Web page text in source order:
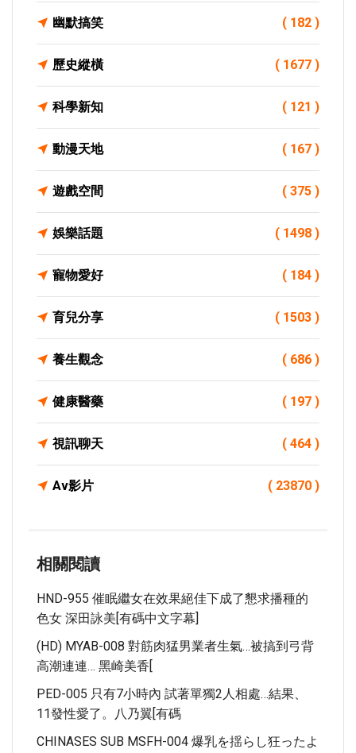
幽默搞笑 ( 182 )
歷史縱橫 ( 1677 )
科學新知 ( 121 )
動漫天地 ( 167 )
遊戲空間 ( 375 )
娛樂話題 ( 1498 )
寵物愛好 ( 184 )
育兒分享 ( 1503 )
養生觀念 ( 686 )
健康醫藥 ( 197 )
視訊聊天 ( 464 )
Av影片 ( 23870 )
相關閱讀
HND-955 催眠繼女在效果絕佳下成了懇求播種的
色女 深田詠美[有碼中文字幕]
(HD) MYAB-008 對筋肉猛男業者生氣…被搞到弓背
高潮連連… 黑崎美香[
PED-005 只有7小時內 試著單獨2人相處…結果、
11發性愛了。八乃翼[有碼
CHINASES SUB MSFH-004 爆乳を揺らし狂ったよ